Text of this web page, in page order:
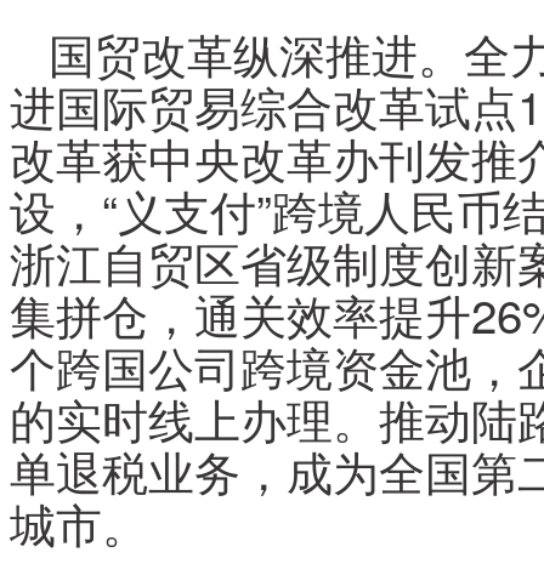
国贸改革纵深推进。全
进国际贸易综合改革试点
改革获中央改革办刊发推
设，“义支付”跨境人民币
浙江自贸区省级制度创新
集拼仓，通关效率提升
个跨国公司跨境资金池，
的实时线上办理。推动陆
单退税业务，成为全国第
城市。